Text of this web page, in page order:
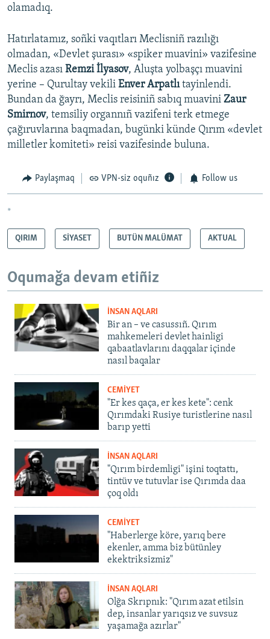
olamadıq.
Hatırlatamız, soñki vaqıtları Meclisniñ razılığı
olmadan, «Devlet şurası» «spiker muavini» vazifesine
Meclis azası Remzi İlyasov, Aluşta yolbaşçı muavini
yerine – Qurultay vekili Enver Arpatlıtayinlendi.
Bundan da ğayrı, Meclis reisiniñ sabıq muavini Zaur
Smirnov, temsiliy organnıñ vazifeni terk etmege
çağıruvlarına baqmadan, bugünki künde Qırım «devlet
milletler komiteti» reisi vazifesinde buluna.
Paylaşmaq VPN-siz oquñız Follow us
*
QIRIM SİYASET BUTÜN MALÜMAT AKTUAL
Oqumağa devam etiñiz
İNSAN AQLARI
Bir an – ve casussıñ. Qırım
mahkemeleri devlet hainligi
qabaatlavlarını daqqalar içinde
nasıl baqalar
CEMİYET
"Er kes qaça, er kes kete": cenk
Qırımdaki Rusiye turistlerine nasıl
barıp yetti
İNSAN AQLARI
"Qırım birdemligi" işini toqtattı,
tintüv ve tutuvlar ise Qırımda daa
çoq oldı
CEMİYET
"Haberlerge köre, yarıq bere
ekenler, amma biz bütünley
ekektriksizmiz"
İNSAN AQLARI
Olğa Skrıpnık: "Qırım azat etilsin
dep, insanlar yarıqsız ve suvsuz
yaşamağa azırlar"